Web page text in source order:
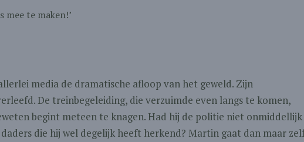
mee te maken!’
media de dramatische afloop van het geweld. Zijn
De treinbegeleiding, die verzuimde even langs te komen,
begint meteen te knagen. Had hij de politie niet onmiddellijk
die hij wel degelijk heeft herkend? Martin gaat dan maar